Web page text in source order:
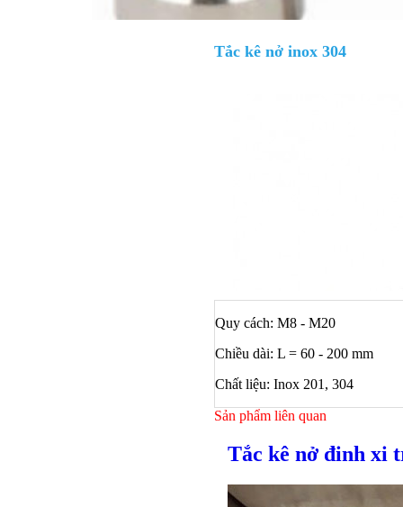
Bulong
Tắc kê nở inox 304
Quy cách: M8 - M20
Chiều dài: L = 60 - 200 mm
Chất liệu: Inox 201, 304
Sản phẩm liên quan
Tắc kê nở đinh xi